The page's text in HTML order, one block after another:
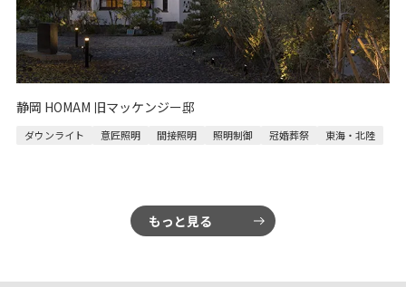
静岡 HOMAM 旧マッケンジー邸
ダウンライト 意匠照明 間接照明 照明制御 冠婚葬祭 東海・北陸
もっと見る